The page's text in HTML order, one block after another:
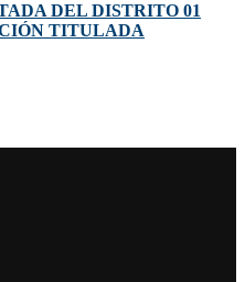
DEL DISTRITO 01
TITULADA